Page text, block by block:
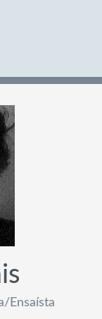
Ensaísta